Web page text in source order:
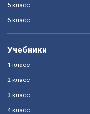
5 класс
6 класс
Учебники
1 класс
2 класс
3 класс
4 класс